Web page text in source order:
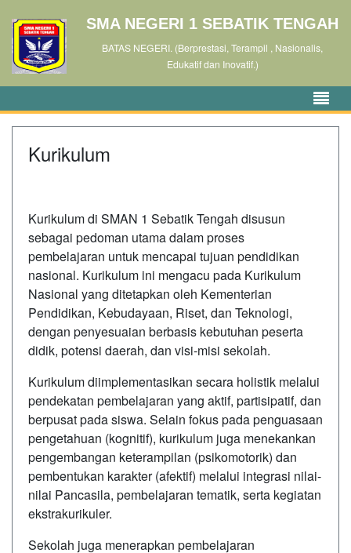
SMA NEGERI 1 SEBATIK TENGAH
BATAS NEGERI. (Berprestasi, Terampil , Nasionalis,
Edukatif dan Inovatif.)
Kurikulum
Kurikulum di SMAN 1 Sebatik Tengah disusun
sebagai pedoman utama dalam proses
pembelajaran untuk mencapai tujuan pendidikan
nasional. Kurikulum ini mengacu pada Kurikulum
Nasional yang ditetapkan oleh Kementerian
Pendidikan, Kebudayaan, Riset, dan Teknologi,
dengan penyesuaian berbasis kebutuhan peserta
didik, potensi daerah, dan visi-misi sekolah.
Kurikulum diimplementasikan secara holistik melalui
pendekatan pembelajaran yang aktif, partisipatif, dan
berpusat pada siswa. Selain fokus pada penguasaan
pengetahuan (kognitif), kurikulum juga menekankan
pengembangan keterampilan (psikomotorik) dan
pembentukan karakter (afektif) melalui integrasi nilai-
nilai Pancasila, pembelajaran tematik, serta kegiatan
ekstrakurikuler.
Sekolah juga menerapkan pembelajaran